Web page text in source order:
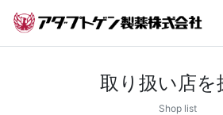
取り扱い店を
Shop list